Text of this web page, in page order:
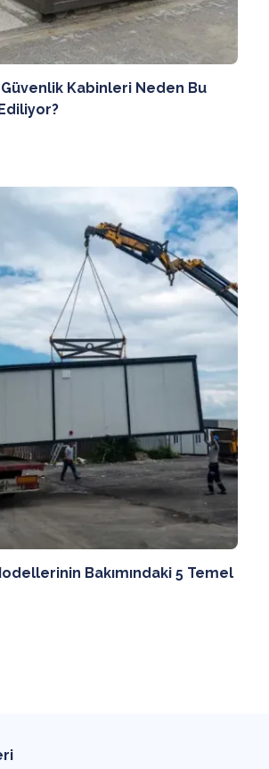
Kabinleri Neden Bu
Bakımındaki 5 Temel